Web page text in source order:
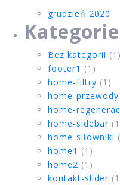
grudzień 2020
Kategorie
Bez kategorii (1)
footer1 (1)
home-filtry (1)
home-przewody
home-
home-sidebar
home-siłowniki
home1 (1)
home2 (1)
kontakt-slider